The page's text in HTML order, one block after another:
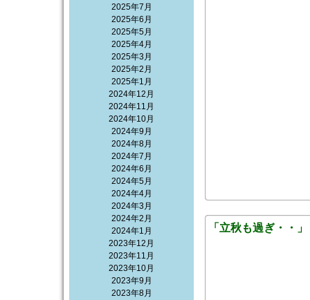
2025年7月
2025年6月
2025年5月
2025年4月
2025年3月
2025年2月
2025年1月
2024年12月
2024年11月
2024年10月
2024年9月
2024年8月
2024年7月
2024年6月
2024年5月
2024年4月
2024年3月
2024年2月
2024年1月
2023年12月
2023年11月
2023年10月
2023年9月
2023年8月
「立秋も過ぎ・・